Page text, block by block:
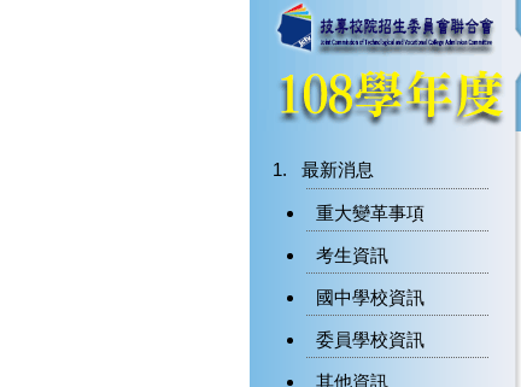
最新消息
重大變革事項
考生資訊
國中學校資訊
委員學校資訊
其他資訊